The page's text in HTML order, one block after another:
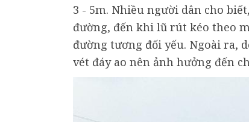
3 - 5m. Nhiều người dân cho
đường, đến khi lũ rút kéo theo
đường tương đối yếu. Ngoài ra,
vét đáy ao nên ảnh hưởng đến